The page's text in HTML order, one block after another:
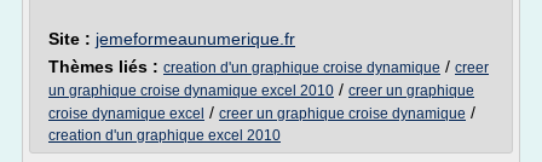
Site : jemeformeaunumerique.fr
Thèmes liés : creation d'un graphique croise dynamique / creer
un graphique croise dynamique excel 2010 / creer un graphique
croise dynamique excel / creer un graphique croise dynamique /
creation d'un graphique excel 2010